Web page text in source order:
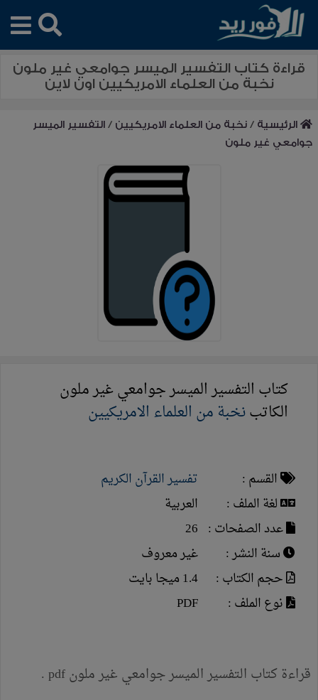
قراءة كتاب التفسير الميسر جوامعي غير ملون
نخبة من العلماء الامريكيين اون لاين
الرئيسية /نخبة من العلماء الامريكيين /التفسير الميسر
جوامعي غير ملون
كتاب التفسير الميسر جوامعي غير ملون
الكاتبنخبة من العلماء الامريكيين
القسم :
تفسير القرآن الكريم
لغة الملف :
العربية
عدد الصفحات : 26
سنة النشر :
غير معروف
حجم الكتاب :
1.4 ميجا بايت
نوع الملف :
PDF
قراءة كتاب التفسير الميسر جوامعي غير ملون pdf .